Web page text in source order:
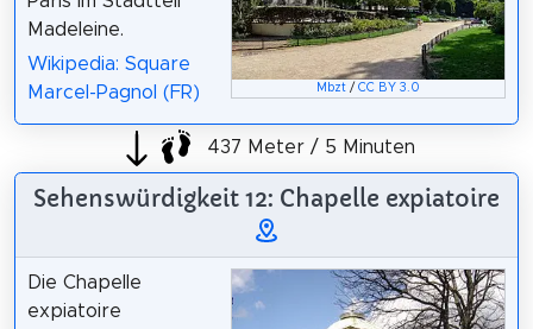
Mbzt /CC BY 3.0
Madeleine.
Wikipedia: Square
Marcel-Pagnol (FR)
437 Meter / 5 Minuten
Sehenswürdigkeit 12: Chapelle expiatoire
Die Chapelle
expiatoire